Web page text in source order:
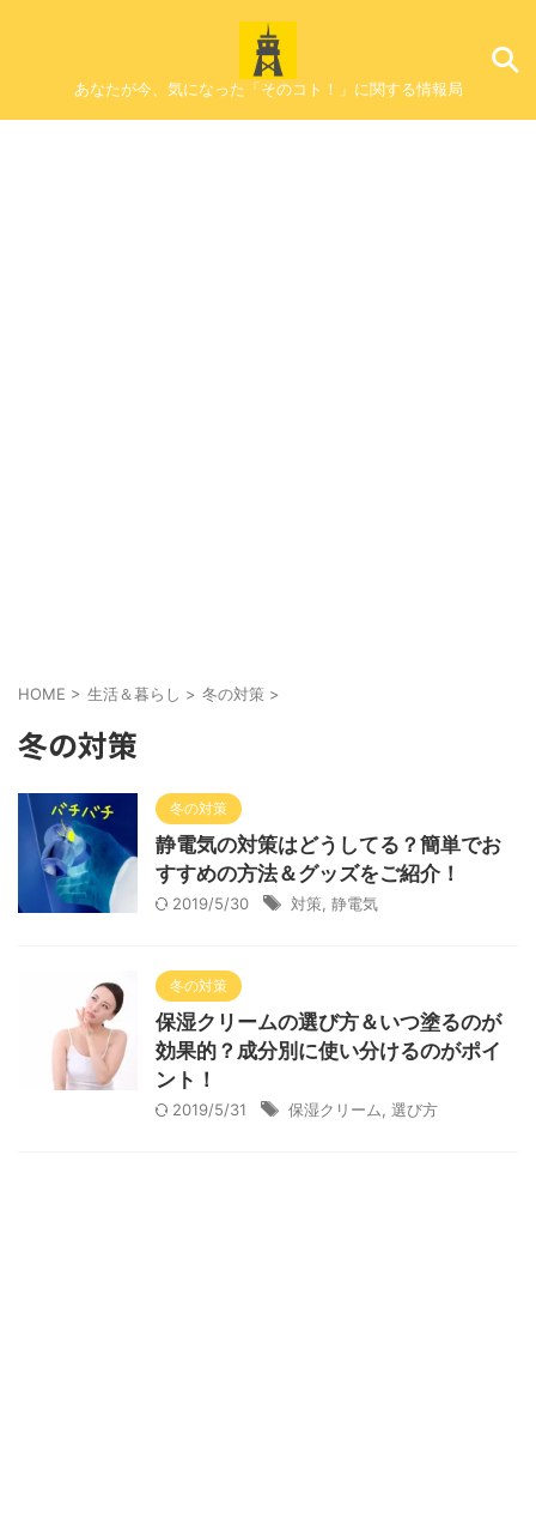
あなたが今、気になった「そのコト！」に関する情報局
HOME > 生活＆暮らし > 冬の対策 >
冬の対策
冬の対策
静電気の対策はどうしてる？簡単でお
すすめの方法＆グッズをご紹介！
2019/5/30 対策 静電気
冬の対策
保湿クリームの選び方＆いつ塗るのが
効果的？成分別に使い分けるのがポイ
ント！
2019/5/31 保湿クリーム 選び方